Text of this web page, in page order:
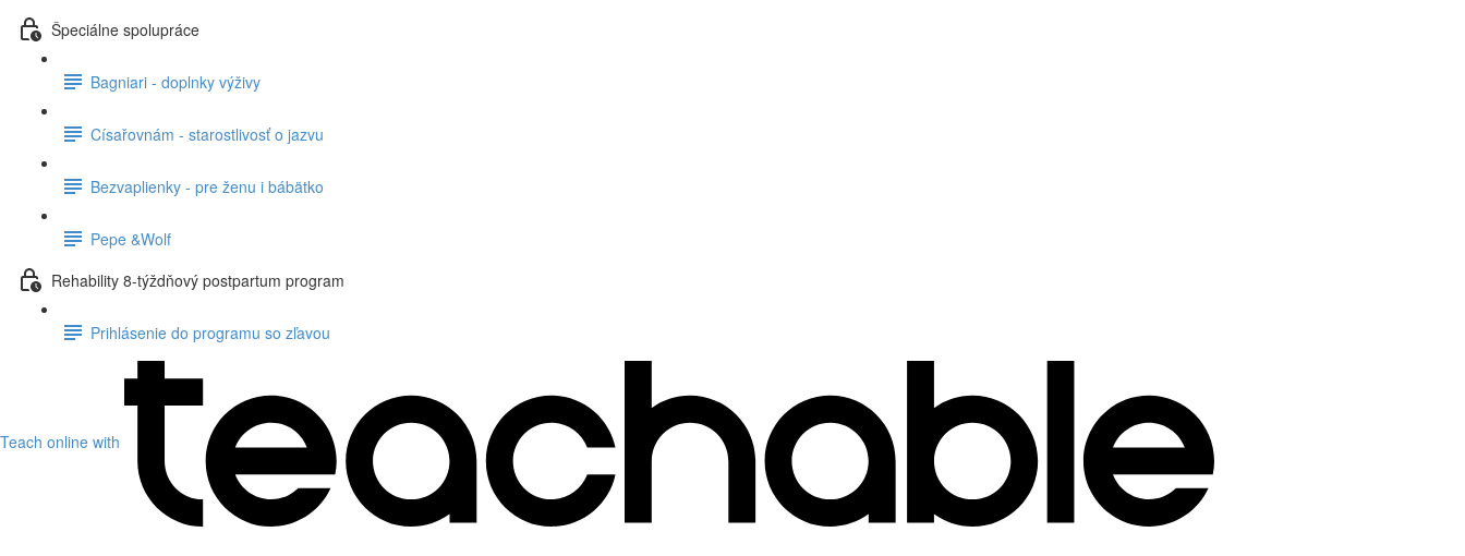
Špeciálne spolupráce
Bagniari - doplnky výživy
Císařovnám - starostlivosť o jazvu
Bezvaplienky - pre ženu i bábätko
Pepe &Wolf
Rehability 8-týždňový postpartum program
Prihlásenie do programu so zľavou
Teach online with